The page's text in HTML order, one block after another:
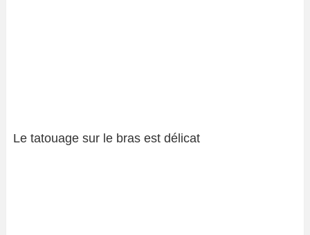
Le tatouage sur le bras est délicat